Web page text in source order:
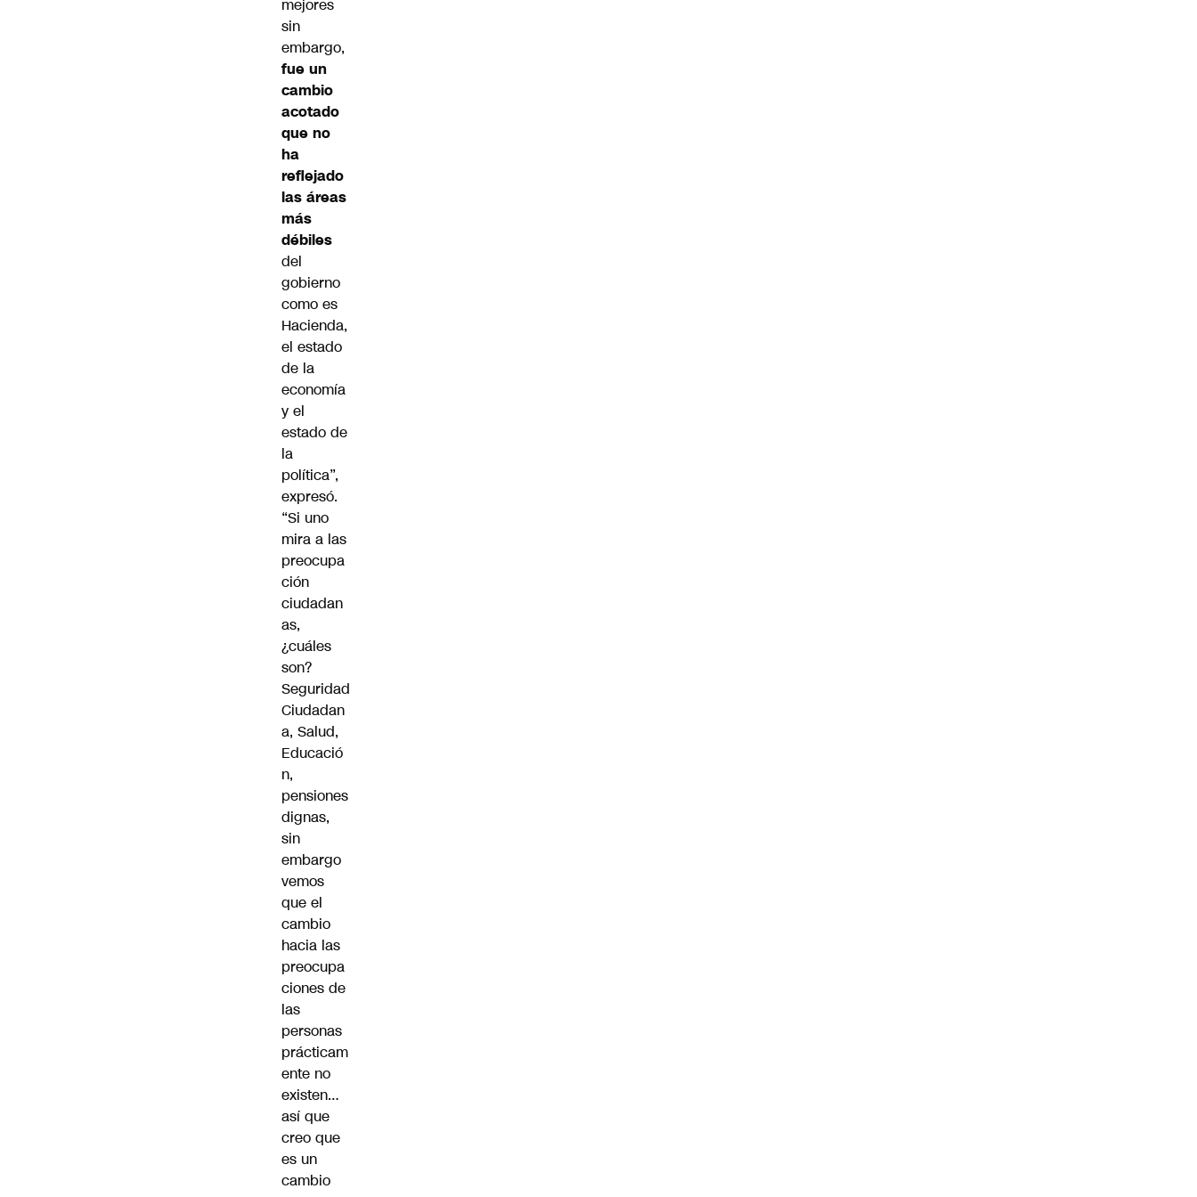
mejores
sin
embargo,
fue un
cambio
acotado
que no
ha
reflejado
las áreas
más
débiles
del
gobierno
como es
Hacienda,
el estado
de la
economía
y el
estado de
la
política”,
expresó.
“Si uno
mira a las
preocupa
ción
ciudadan
as,
¿cuáles
son?
Seguridad
Ciudadan
a, Salud,
Educació
n,
pensiones
dignas,
sin
embargo
vemos
que el
cambio
hacia las
preocupa
ciones de
las
personas
prácticam
ente no
existen…
así que
creo que
es un
cambio